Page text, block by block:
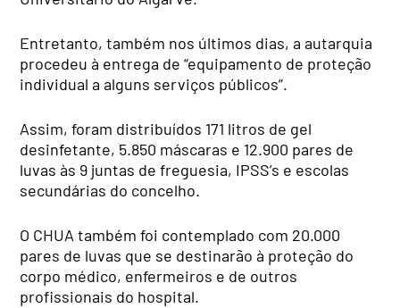
Entretanto, também nos últimos dias, a autarquia
procedeu à entrega de “equipamento de proteção
individual a alguns serviços públicos”.
Assim, foram distribuídos 171 litros de gel
desinfetante, 5.850 máscaras e 12.900 pares de
luvas às 9 juntas de freguesia, IPSS’s e escolas
secundárias do concelho.
O CHUA também foi contemplado com 20.000
pares de luvas que se destinarão à proteção do
corpo médico, enfermeiros e de outros
profissionais do hospital.